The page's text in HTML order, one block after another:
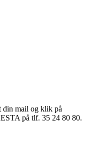
din mail og klik på
på tlf. 35 24 80 80.